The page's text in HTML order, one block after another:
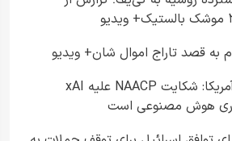
به قصد تاراج اموال شان+ ویدیو
وزارت دادگستری آمریکا: شکایت NAACP علیه xAI
هوش مصنوعی است